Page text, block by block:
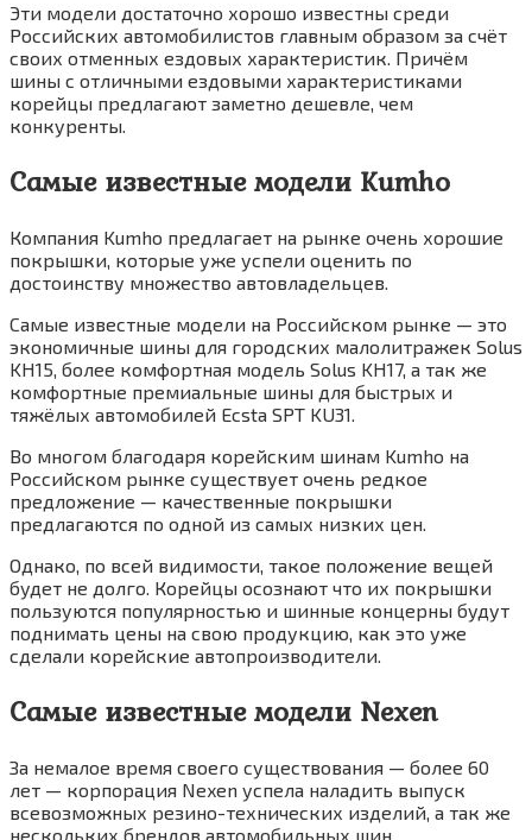
Эти модели достаточно хорошо известны среди
Российских автомобилистов главным образом за счёт
своих отменных ездовых характеристик. Причём
шины с отличными ездовыми характеристиками
корейцы предлагают заметно дешевле, чем
конкуренты.
Самые известные модели Kumho
Компания Kumho предлагает на рынке очень хорошие
покрышки, которые уже успели оценить по
достоинству множество автовладельцев.
Самые известные модели на Российском рынке — это
экономичные шины для городских малолитражек Solus
KH15, более комфортная модель Solus KH17, а так же
комфортные премиальные шины для быстрых и
тяжёлых автомобилей Ecsta SPT KU31.
Во многом благодаря корейским шинам Kumho на
Российском рынке существует очень редкое
предложение — качественные покрышки
предлагаются по одной из самых низких цен.
Однако, по всей видимости, такое положение вещей
будет не долго. Корейцы осознают что их покрышки
пользуются популярностью и шинные концерны будут
поднимать цены на свою продукцию, как это уже
сделали корейские автопроизводители.
Самые известные модели Nexen
За немалое время своего существования — более 60
лет — корпорация Nexen успела наладить выпуск
всевозможных резино-технических изделий, а так же
нескольких брендов автомобильных шин.